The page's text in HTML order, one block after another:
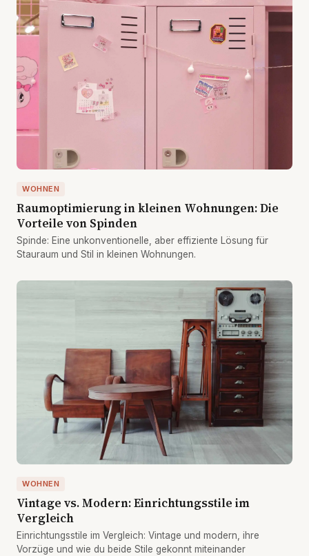
WOHNEN
Raumoptimierung in kleinen Wohnungen: Die
Vorteile von Spinden
Spinde: Eine unkonventionelle, aber effiziente Lösung für
Stauraum und Stil in kleinen Wohnungen.
WOHNEN
Vintage vs. Modern: Einrichtungsstile im
Vergleich
Einrichtungsstile im Vergleich: Vintage und modern, ihre
Vorzüge und wie du beide Stile gekonnt miteinander